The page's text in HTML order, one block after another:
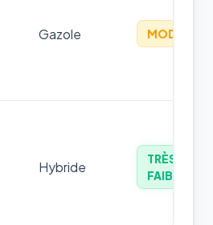
Gazole MODÉRÉ
Hybride
TRÈS
FAIBLE